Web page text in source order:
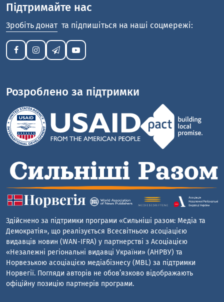
Підтримайте нас
Зробіть донат та підпишіться на наші соцмережі:
Розроблено за підтримки
Здійснено за підтримки програми «Сильніші разом: Медіа та
Демократія», що реалізується Всесвітньою асоціацією
видавців новин (WAN-IFRA) у партнерстві з Асоціацією
«Незалежні регіональні видавці України» (АНРВУ) та
Норвезькою асоціацією медіабізнесу (MBL) за підтримки
Норвегії. Погляди авторів не обов’язково відображають
офіційну позицію партнерів програми.